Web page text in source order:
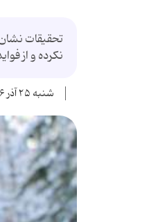
تحقیقات
نکرده و از
شنبه ۲۵ آذر ۱۳۹۶ - ۱۶:۰۵